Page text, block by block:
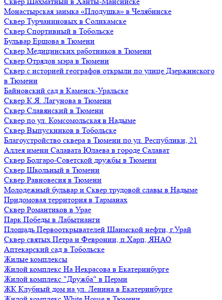
Монастырская заимка «Плодушка» в Челябинске
Сквер Турчаниновых в Соликамске
Сквер Спортивный в Тобольске
Бульвар Ершова в Тюмени
Сквер Медицинских работников в Тюмени
Сквер Отрядов мэра в Тюмени
Сквер с историей географов открыли по улице Дзержинского
в Тюмени
Байновский сад в Каменск-Уральске
Сквер К.Я. Лагунова в Тюмени
Сквер Славянский в Тюмени
Сквер по ул. Комсомольская в Надыме
Сквер Выпускников в Тобольске
Благоустройство сквера в Тюмени по ул. Республики, 21
Аллея имени Салавата Юлаева в городе Салават
Сквер Болгаро-Советской дружбы в Тюмени
Сквер Школьный в Тюмени
Сквер Равновесия в Тюмени
Молодежный бульвар и Сквер трудовой славы в Надыме
Придомовая территория в Тарманах
Сквер Романтиков в Урае
Парк Победы в Лабытнанги
Площадь Первооткрывателей Шаимской нефти, г.Урай
Сквер святых Петра и Февронии, п.Харп, ЯНАО
Аптекарский сад в Тобольске
Жилые комплексы
Жилой комплекс На Некрасова в Екатеринбурге
Жилой комплекс "Дружба" в Перми
ЖК Клубный дом на ул. Ленина в Екатеринбурге